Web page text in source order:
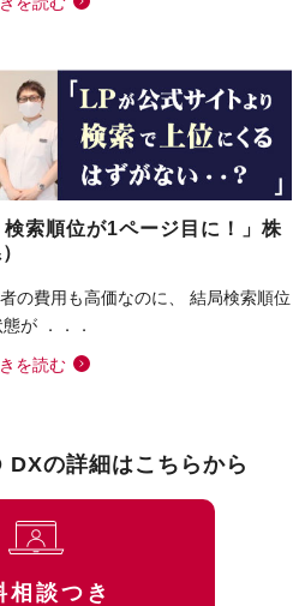
検索順位が1ページ目に！」株
の費用も高価なのに、 結局検索順位
が ．．．
を読む
の詳細はこちらから
相談つき